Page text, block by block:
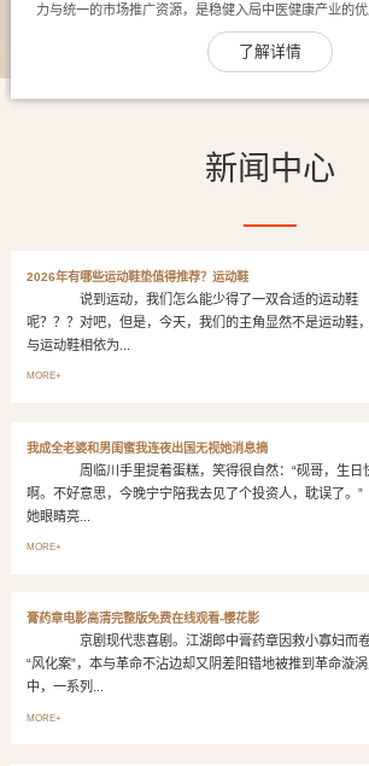
力与统一的市场推广资源，是稳健入局中医健康产业的优
了解详情
新闻中心
2026年有哪些运动鞋垫值得推荐？运动鞋
说到运动，我们怎么能少得了一双合适的运动鞋
呢？？？对吧，但是，今天，我们的主角显然不是运动鞋
与运动鞋相依为...
MORE+
我成全老婆和男闺蜜我连夜出国无视她消息摘
周临川手里提着蛋糕，笑得很自然：“砚哥，生日
啊。不好意思，今晚宁宁陪我去见了个投资人，耽误了
她眼睛亮...
MORE+
膏药章电影高清完整版免费在线观看-樱花影
京剧现代悲喜剧。江湖郎中膏药章因救小寡妇而
“风化案”，本与革命不沾边却又阴差阳错地被推到革命漩涡
中，一系列...
MORE+